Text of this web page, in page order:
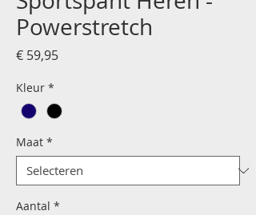
Powerstretch
€ 59,95Prijs
Kleur *
Maat *
Aantal *